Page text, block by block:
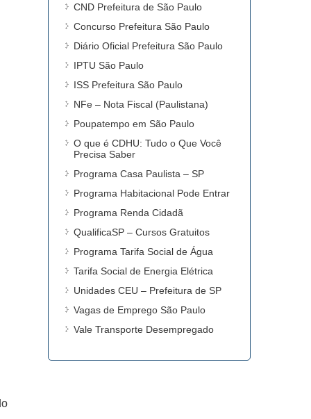
CND Prefeitura de São Paulo
Concurso Prefeitura São Paulo
Diário Oficial Prefeitura São Paulo
IPTU São Paulo
ISS Prefeitura São Paulo
NFe – Nota Fiscal (Paulistana)
Poupatempo em São Paulo
O que é CDHU: Tudo o Que Você
Precisa Saber
Programa Casa Paulista – SP
Programa Habitacional Pode Entrar
Programa Renda Cidadã
QualificaSP – Cursos Gratuitos
Programa Tarifa Social de Água
Tarifa Social de Energia Elétrica
Unidades CEU – Prefeitura de SP
Vagas de Emprego São Paulo
Vale Transporte Desempregado